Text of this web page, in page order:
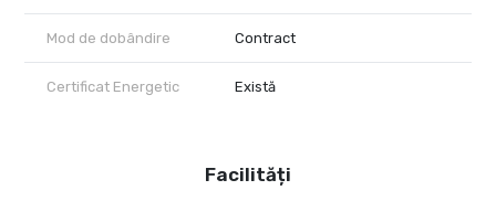
Mod de dobândire Contract
Certificat Energetic Există
Facilități